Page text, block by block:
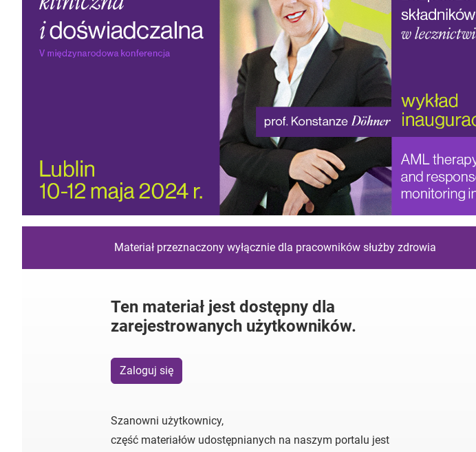
Materiał przeznaczony wyłącznie dla pracowników służby zdrowia
Ten materiał jest dostępny dla
zarejestrowanych użytkowników.
Zaloguj się
Szanowni użytkownicy,
część materiałów udostępnianych na naszym portalu jest